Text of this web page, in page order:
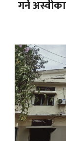
गर्न